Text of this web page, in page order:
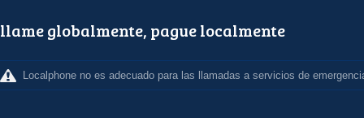
llame globalmente, pague localmente
Localphone no es adecuado para las llamadas a servicios de